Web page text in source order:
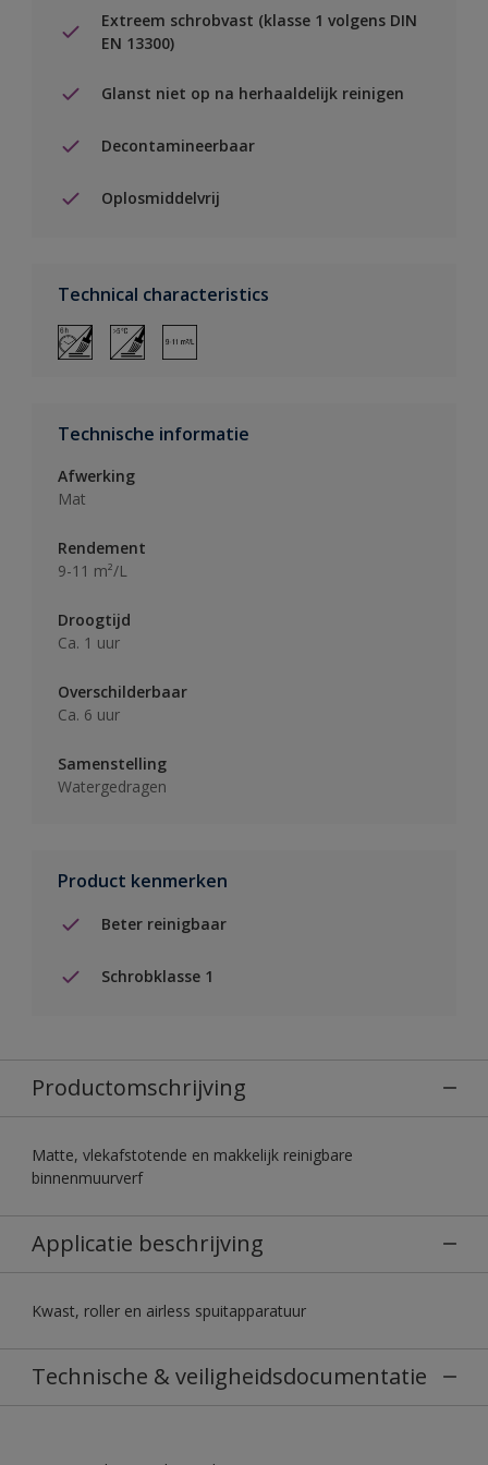
Extreem schrobvast (klasse 1 volgens DIN
EN 13300)
Glanst niet op na herhaaldelijk reinigen
Decontamineerbaar
Oplosmiddelvrij
Technical characteristics
Technische informatie
Afwerking
Mat
Rendement
9-11 m²/L
Droogtijd
Ca. 1 uur
Overschilderbaar
Ca. 6 uur
Samenstelling
Watergedragen
Product kenmerken
Beter reinigbaar
Schrobklasse 1
Productomschrijving
Matte, vlekafstotende en makkelijk reinigbare
binnenmuurverf
Applicatie beschrijving
Kwast, roller en airless spuitapparatuur
Technische & veiligheidsdocumentatie